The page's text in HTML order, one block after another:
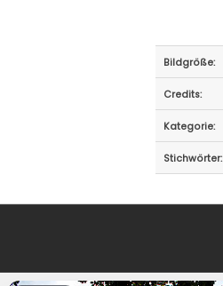
Bildgröße:
Credits:
Kategorie:
Stichwörter: